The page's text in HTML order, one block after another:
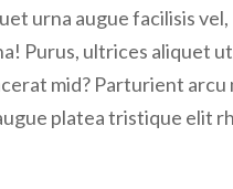
urna augue facilisis vel,
Purus, ultrices aliquet
mid? Parturient arcu
platea tristique elit